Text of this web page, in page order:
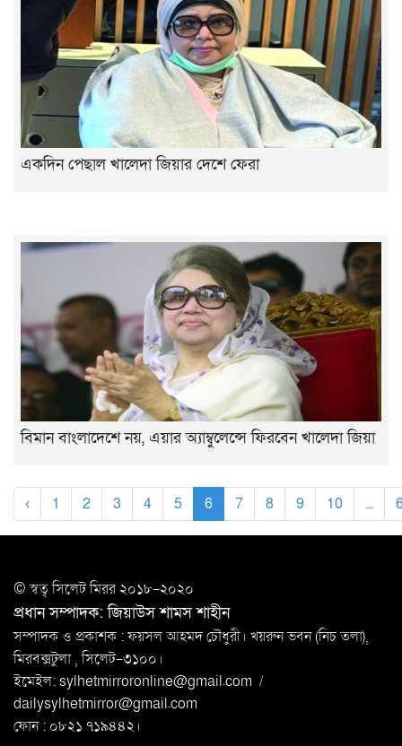
একদিন পেছাল খালেদা জিয়ার দেশে ফেরা
বিমান বাংলাদেশে নয়, এয়ার অ্যাম্বুলেন্সে ফিরবেন খালেদা জিয়া
‹ 1 2 3 4 5 6 7 8 9 10 ...
© স্বত্ব সি‌লেট মিরর ২০১৮-২০২০
প্রধান সম্পাদক: জিয়াউস শামস শাহীন
সম্পাদক ও প্রকাশক : ফয়সল আহমদ চৌধুরী। খয়রুন ভবন (নিচ তলা),
মিরবক্সটুলা ,সি‌লেট-৩১০০।
ইমেইল:sylhetmirroronline@gmail.com /
dailysylhetmirror@gmail.com
ফোন : ০৮২১ ৭১৯৪৪২।